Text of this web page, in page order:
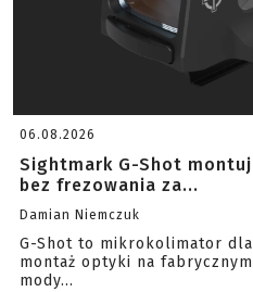
06.08.2026
Sightmark G-Shot
bez frezowania za...
Damian Niemczuk
G-Shot to mikrokolimator
montaż optyki na
mody...